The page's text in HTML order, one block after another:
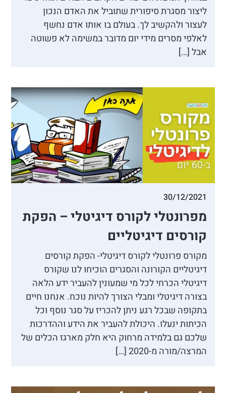
ליצור מסגרת סיפורית שתוביל את האדם הנכון
לעצור ולהקשיב לך. בעולם בו אותו אדם נחשף
לאלפי מסרים מידי יום מדובר במשימה לא פשוטה
אבל […]
30/12/2021
מפרונטלי לקורס דיגיטלי – הפקת
קורסים דיגיטליים
מקורס פרונטלי לקורס דיגיטלי- הפקת קורסים
דיגיטליים הקורונה והסגרים הוכיחו לנו שקורס
דיגיטלי הכרחי לכל מי שמעונין להעביר ידע הלאה
בצורה דיגיטלי ומבלי הצורך להיות נוכח. אנחנו חיים
בתקופה שבכל רגע ניתן להכריז על סגר נוסף וכל
הכיתות ינעלו. היכולת להעביר את הידע וההדרכות
שלכם גם בלמידה מרחוק היא חלק מארגז הכלים של
המרצה/מורה מ-2020 […]